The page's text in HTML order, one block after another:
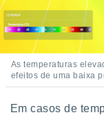
As temperaturas
efeitos de uma baixa
Em casos de